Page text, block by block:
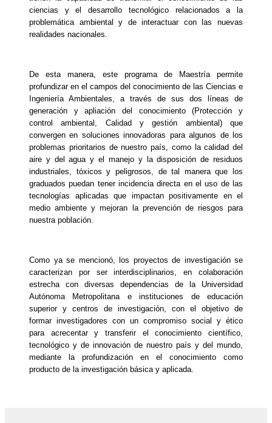
ciencias y el desarrollo tecnológico relacionados a la
problemática ambiental y de interactuar con las nuevas
realidades nacionales.
De esta manera, este programa de Maestría permite
profundizar en el campos del conocimiento de las Ciencias e
Ingeniería Ambientales, a través de sus dos líneas de
generación y apliación del conocimiento (Protección y
control ambiental, Calidad y gestión ambiental) que
convergen en soluciones innovadoras para algunos de los
problemas prioritarios de nuestro país, como la calidad del
aire y del agua y el manejo y la disposición de residuos
industriales, tóxicos y peligrosos, de tal manera que los
graduados puedan tener incidencia directa en el uso de las
tecnologías aplicadas que impactan positivamente en el
medio ambiente y mejoran la prevención de riesgos para
nuestra población.
Como ya se mencionó, los proyectos de investigación se
caracterizan por ser interdisciplinarios, en colaboración
estrecha con diversas dependencias de la Universidad
Autónoma Metropolitana e instituciones de educación
superior y centros de investigación, con el objetivo de
formar investigadores con un compromiso social y ético
para acrecentar y transferir el conocimiento científico,
tecnológico y de innovación de nuestro país y del mundo,
mediante la profundización en el conocimiento como
producto de la investigación básica y aplicada.